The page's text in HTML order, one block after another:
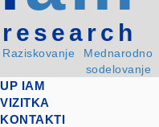
research
Raziskovanje
Mednarodno
sodelovanje
UP IAM
VIZITKA
KONTAKTI